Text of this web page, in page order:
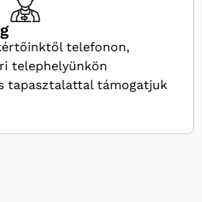
telefonon,
telephelyünkön
tapasztalattal támogatjuk